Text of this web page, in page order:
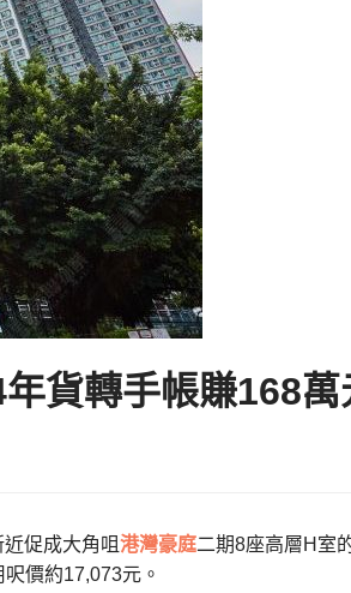
貨轉手帳賺168萬
促成大角咀港灣豪庭二期8座高層H室
價約17,073元。